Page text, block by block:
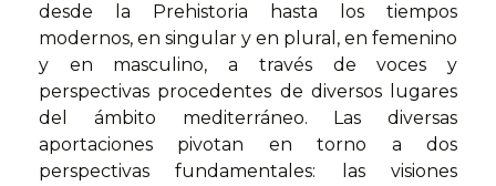
desde la Prehistoria hasta los tiempos
modernos, en singular y en plural, en femenino
y en masculino, a través de voces y
perspectivas procedentes de diversos lugares
del ámbito mediterráneo. Las diversas
aportaciones pivotan en torno a dos
perspectivas fundamentales: las visiones